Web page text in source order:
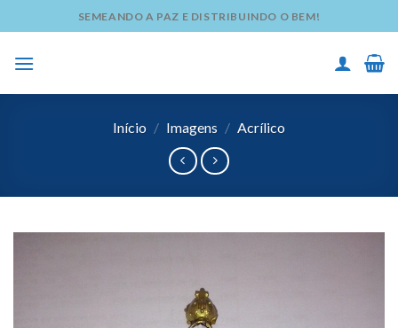
to
content
SEMEANDO A PAZ E DISTRIBUINDO O BEM!
Início / Imagens / Acrílico